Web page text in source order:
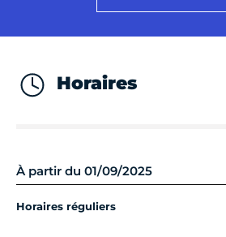
Horaires
À partir du 01/09/2025
Horaires réguliers